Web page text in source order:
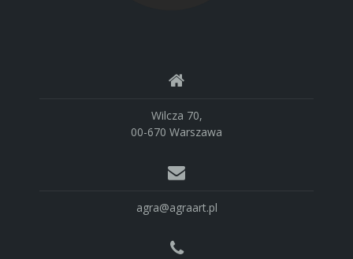
Wilcza 70,
00-670 Warszawa
agra@agraart.pl